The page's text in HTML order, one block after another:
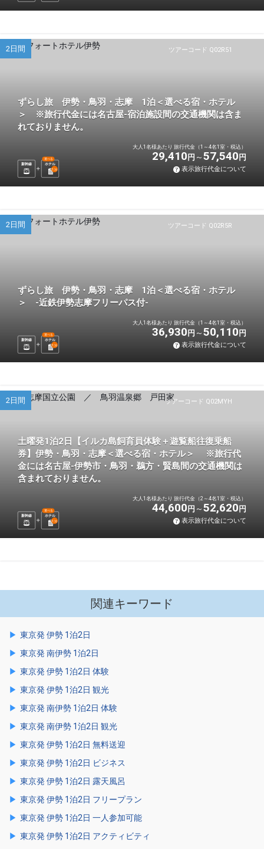
ツアーコード Q02R51
2日間
ずらし旅 伊勢・鳥羽・志摩 1泊＜選べる宿・ホテル
＞ ※旅行代金には名古屋-宿泊施設間の交通機関は含ま
れておりません。
新幹線 ホテル
選べる
1 泊
大人1名様あたり 旅行代金（1～4名1室・税込）
29,410 円 57,540 円
表示旅行代金について
ツアーコード Q02R5R
2日間
ずらし旅 伊勢・鳥羽・志摩 1泊＜選べる宿・ホテル
＞ -近鉄伊勢志摩フリーパス付-
新幹線 ホテル
選べる
1 泊
大人1名様あたり 旅行代金（1～4名1室・税込）
36,930 円 50,110 円
表示旅行代金について
ツアーコード Q02MYH
2日間
土曜発1泊2日【イルカ島飼育員体験＋遊覧船往復乗船
券】伊勢・鳥羽・志摩＜選べる宿・ホテル＞ ※旅行代
金には名古屋-伊勢市・鳥羽・鵜方・賢島間の交通機関は
含まれておりません。
新幹線 ホテル
選べる
1 泊
大人1名様あたり 旅行代金（2～4名1室・税込）
44,600 円 52,620 円
表示旅行代金について
関連キーワード
東京発 伊勢 1泊2日
東京発 南伊勢 1泊2日
東京発 伊勢 1泊2日 体験
東京発 伊勢 1泊2日 観光
東京発 南伊勢 1泊2日 体験
東京発 南伊勢 1泊2日 観光
東京発 伊勢 1泊2日 無料送迎
東京発 伊勢 1泊2日 ビジネス
東京発 伊勢 1泊2日 露天風呂
東京発 伊勢 1泊2日 フリープラン
東京発 伊勢 1泊2日 一人参加可能
東京発 伊勢 1泊2日 アクティビティ